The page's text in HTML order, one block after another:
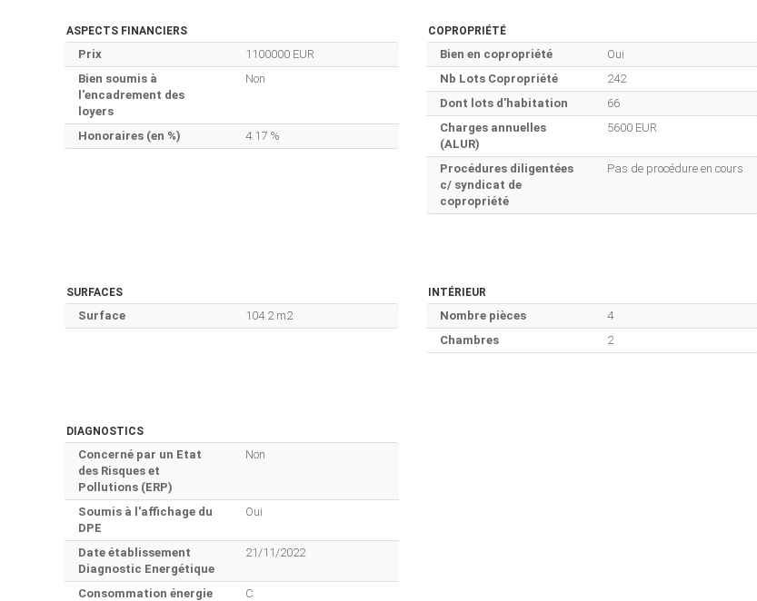
ASPECTS FINANCIERS
Prix
1100000 EUR
Bien soumis à
l'encadrement des
loyers
Non
Honoraires (en %) 4.17 %
COPROPRIÉTÉ
Bien en copropriété
Oui
Nb Lots Copropriété
242
Dont lots d'habitation
66
Charges annuelles
(ALUR)
5600 EUR
Procédures diligentées
c/ syndicat de
copropriété
Pas de procédure en cours
SURFACES
Surface 104.2 m2
INTÉRIEUR
Nombre pièces
4
Chambres
2
DIAGNOSTICS
Concerné par un Etat
des Risques et
Pollutions (ERP)
Non
Soumis à l'affichage du
DPE
Oui
Date établissement
Diagnostic Energétique
21/11/2022
Consommation énergie
C